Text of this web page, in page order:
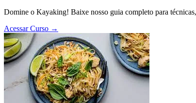
Domine o Kayaking! Baixe nosso guia completo para
Acessar Curso →